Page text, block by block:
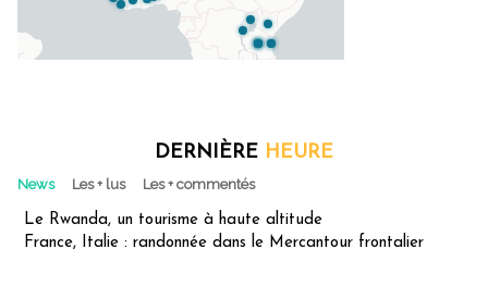
DERNIÈRE HEURE
News Les + lus Les + commentés
Le Rwanda, un tourisme à haute altitude
France, Italie : randonnée dans le Mercantour frontalier